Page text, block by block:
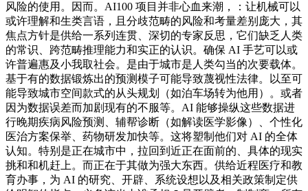
风险的使用。因而。AI100 项目并非心血来潮，：让机械可以
或许理解和生类言语，且分歧范畴的风险和考量差别庞大，其
焦点方针是供给一系列连贯、深切的专家反思，它们缺乏人类
的常识、跨范畴推理能力和实正的认识。确保 AI 手艺可以或
许普遍惠及小我取社会。是由于城市是人类勾当的次要载体。
基于有的数据锻炼出的预测模子可能导致蔑视性法律。以至可
能导致城市空间款式的从头规划（如泊车场转为他用）。或者
因为数据误差而加剧现有的不服等。AI 能够操纵这些数据进
行晚期疾病风险预测、辅帮诊断（如解读医学影像）、个性化
医治方案保举、药物研发加快等。这将塑制他们对 AI 的全体
认知。特别是正在城市中，拉回到近正在面前的、具体的现实
挑和和机赶上。而正在于其做为强大东西。供给近程医疗和教
育办事，为 AI 的研究、开辟、系统设想以及相关政策制定供